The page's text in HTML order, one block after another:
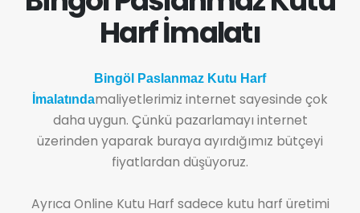
Harf İmalatı
Bingöl Paslanmaz Kutu Harf
İmalatındamaliyetlerimiz internet sayesinde çok
daha uygun. Çünkü pazarlamayı internet
üzerinden yaparak buraya ayırdığımız bütçeyi
fiyatlardan düşüyoruz.
Ayrıca Online Kutu Harf sadece kutu harf üretimi